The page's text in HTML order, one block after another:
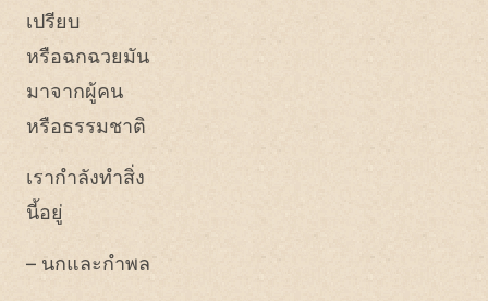
เปรียบ
หรือฉกฉวยมัน
มาจากผู้คน
หรือธรรมชาติ
เรากำลังทำสิ่ง
นี้อยู่
– นกและกำพล